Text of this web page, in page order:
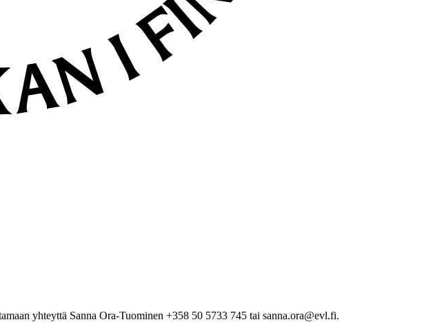
yhteyttä Sanna Ora-Tuominen +358 50 5733 745 tai sanna.ora@evl.fi.